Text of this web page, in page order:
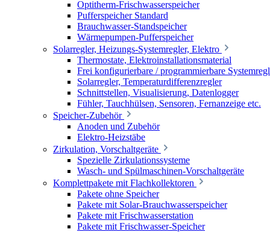
Optitherm-Frischwasserspeicher
Pufferspeicher Standard
Brauchwasser-Standspeicher
Wärmepumpen-Pufferspeicher
Solarregler, Heizungs-Systemregler, Elektro
Thermostate, Elektroinstallationsmaterial
Frei konfigurierbare / programmierbare
Solarregler, Temperaturdifferenzregler
Schnittstellen, Visualisierung, Datenlogger
Fühler, Tauchhülsen, Sensoren, Fernanzeige etc.
Speicher-Zubehör
Anoden und Zubehör
Elektro-Heizstäbe
Zirkulation, Vorschaltgeräte
Spezielle Zirkulationssysteme
Wasch- und Spülmaschinen-Vorschaltgeräte
Komplettpakete mit Flachkollektoren
Pakete ohne Speicher
Pakete mit Solar-Brauchwasserspeicher
Pakete mit Frischwasserstation
Pakete mit Frischwasser-Speicher